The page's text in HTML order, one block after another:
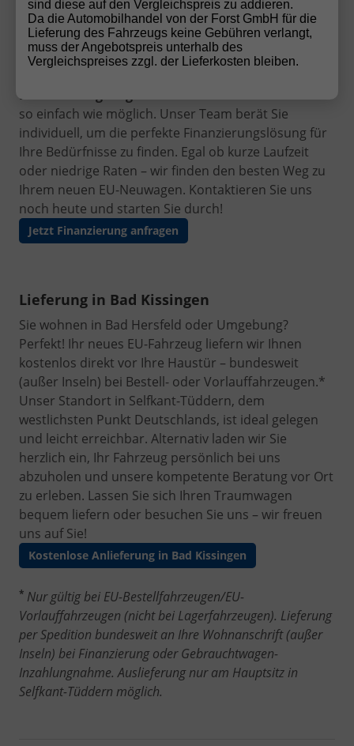
Finanzierung leicht gemacht
Ihr Traumauto ist nur einen Schritt entfernt! Mit
Finanzierungsangeboten
so einfach wie möglich. Unser Team berät Sie
individuell, um die perfekte Finanzierungslösung für
Ihre Bedürfnisse zu finden. Egal ob kurze Laufzeit
oder niedrige Raten – wir finden den besten Weg zu
Ihrem neuen EU-Neuwagen. Kontaktieren Sie uns
noch heute und starten Sie durch!
Jetzt Finanzierung anfragen
Lieferung in Bad Kissingen
Sie wohnen in Bad Hersfeld oder Umgebung?
Perfekt! Ihr neues EU-Fahrzeug liefern wir Ihnen
kostenlos direkt vor Ihre Haustür – bundesweit
(außer Inseln) bei Bestell- oder Vorlauffahrzeugen.*
Unser Standort in Selfkant-Tüddern, dem
westlichsten Punkt Deutschlands, ist ideal gelegen
und leicht erreichbar. Alternativ laden wir Sie
herzlich ein, Ihr Fahrzeug persönlich bei uns
abzuholen und unsere kompetente Beratung vor Ort
zu erleben. Lassen Sie sich Ihren Traumwagen
bequem liefern oder besuchen Sie uns – wir freuen
uns auf Sie!
Kostenlose Anlieferung in Bad Kissingen
* Nur gültig bei EU-Bestellfahrzeugen/EU-
Vorlauffahrzeugen (nicht bei Lagerfahrzeugen). Lieferung
per Spedition bundesweit an Ihre Wohnanschrift (außer
Inseln) bei Finanzierung oder Gebrauchtwagen-
Inzahlungnahme. Auslieferung nur am Hauptsitz in
Selfkant-Tüddern möglich.
sind diese auf den Vergleichspreis zu addieren.
Da die Automobilhandel von der Forst GmbH für die
Lieferung des Fahrzeugs keine Gebühren verlangt,
muss der Angebotspreis unterhalb des
Vergleichspreises zzgl. der Lieferkosten bleiben.